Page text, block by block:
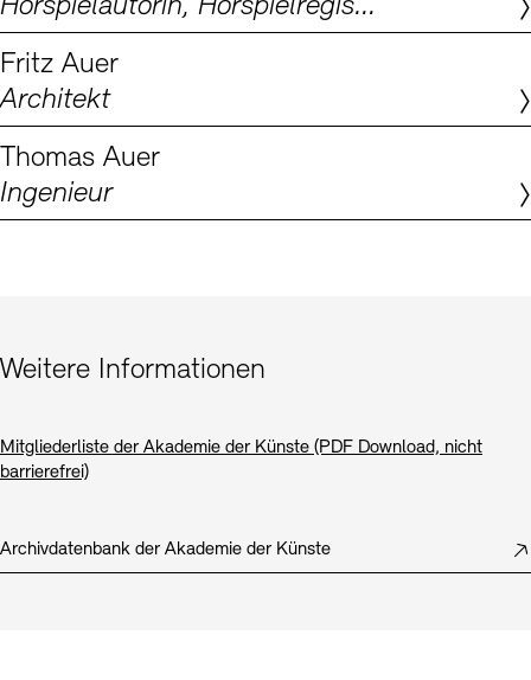
Nachhaltigkeit
Digitale Sammlungen Exil-Archive
Hörspielautorin, Hörspielregisseurin, Dramaturgin
Fritz Auer
Architekt
Thomas Auer
Ingenieur
Weitere Informationen
Mitgliederliste der Akademie der Künste (PDF Download, nicht
barrierefrei)
Archivdatenbank der Akademie der Künste